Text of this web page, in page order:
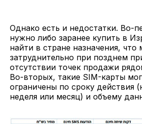
Однако есть и недостатки. Во-
нужно либо заранее купить в
найти в стране назначения, что
затруднительно при позднем
отсутствии точек продажи
Во-вторых, такие SIM-карты
ограничены по сроку действия
неделя или месяц) и объему